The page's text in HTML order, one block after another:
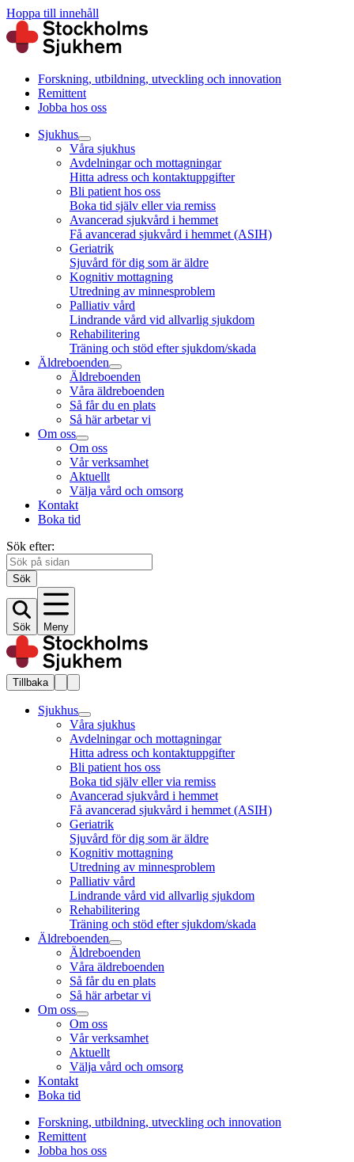
Hoppa till innehåll
Forskning, utbildning, utveckling och innovation
Remittent
Jobba hos oss
Sjukhus
Våra sjukhus
Avdelningar och mottagningar
Hitta adress och kontaktuppgifter
Bli patient hos oss
Boka tid själv eller via remiss
Avancerad sjukvård i hemmet
Få avancerad sjukvård i hemmet (ASIH)
Geriatrik
Sjuvård för dig som är äldre
Kognitiv mottagning
Utredning av minnesproblem
Palliativ vård
Lindrande vård vid allvarlig sjukdom
Rehabilitering
Träning och stöd efter sjukdom/skada
Äldreboenden
Äldreboenden
Våra äldreboenden
Så får du en plats
Så här arbetar vi
Om oss
Om oss
Vår verksamhet
Aktuellt
Välja vård och omsorg
Kontakt
Boka tid
Sök efter:
Sök
Sök Meny
Tillbaka
Sjukhus
Våra sjukhus
Avdelningar och mottagningar
Hitta adress och kontaktuppgifter
Bli patient hos oss
Boka tid själv eller via remiss
Avancerad sjukvård i hemmet
Få avancerad sjukvård i hemmet (ASIH)
Geriatrik
Sjuvård för dig som är äldre
Kognitiv mottagning
Utredning av minnesproblem
Palliativ vård
Lindrande vård vid allvarlig sjukdom
Rehabilitering
Träning och stöd efter sjukdom/skada
Äldreboenden
Äldreboenden
Våra äldreboenden
Så får du en plats
Så här arbetar vi
Om oss
Om oss
Vår verksamhet
Aktuellt
Välja vård och omsorg
Kontakt
Boka tid
Forskning, utbildning, utveckling och innovation
Remittent
Jobba hos oss